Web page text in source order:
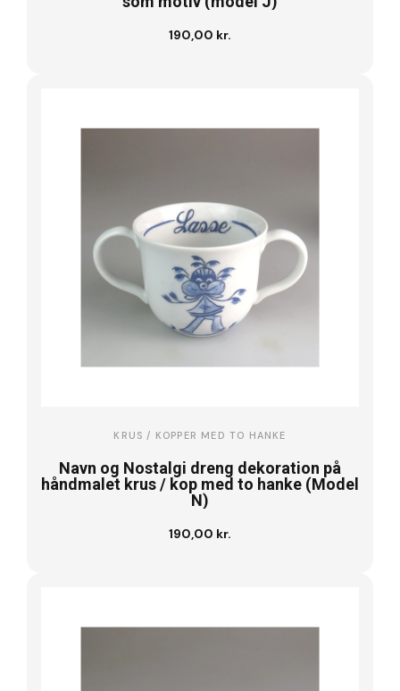
190,00 kr.
Se vare
KRUS / KOPPER MED TO HANKE
Navn og Nostalgi dreng dekoration på
håndmalet krus / kop med to hanke (Model
N)
190,00 kr.
Se vare